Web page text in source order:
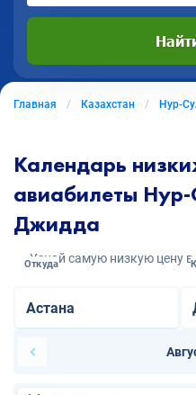
Главная Казахстан Нур-
Календарь
авиабилеты
Джидда
Узнай самую низкую цену в
Откуда